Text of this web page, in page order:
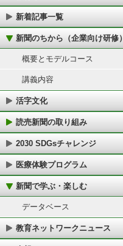
新着記事一覧
新聞のちから（企業向け研修）
概要とモデルコース
講義内容
活字文化
読売新聞の取り組み
2030 SDGsチャレンジ
医療体験プログラム
新聞で学ぶ・楽しむ
データベース
教育ネットワークニュース